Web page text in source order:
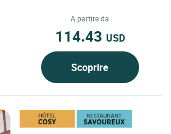
porto turistico...A partire da
114.43 USD
Scoprire